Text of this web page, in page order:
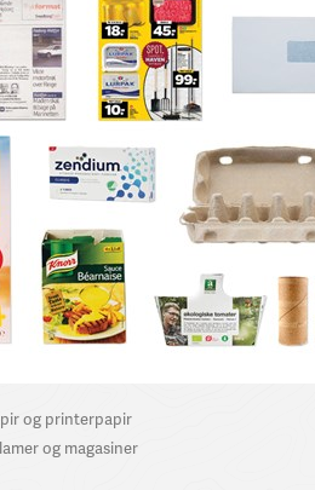
og printerpapir
og magasiner